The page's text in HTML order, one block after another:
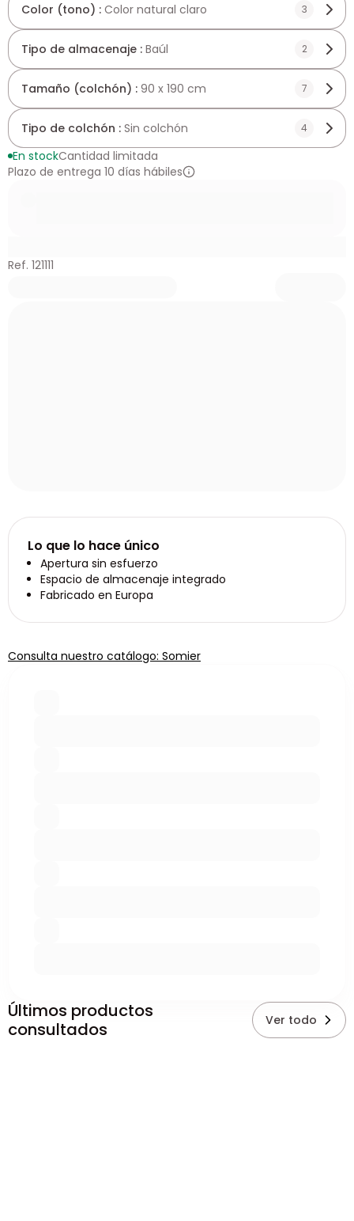
Color (tono) : Color natural claro 3
Tipo de almacenaje : Baúl 2
Tamaño (colchón) : 90 x 190 cm 7
Tipo de colchón : Sin colchón 4
En stockCantidad limitada
Plazo de entrega 10 días hábiles
Ref. 121111
Lo que lo hace único
Apertura sin esfuerzo
Espacio de almacenaje integrado
Fabricado en Europa
Consulta nuestro catálogo: Somier
Últimos productos
consultados
Ver todo